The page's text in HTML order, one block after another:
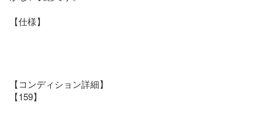
【仕様】
【コンディション詳細】
【159】